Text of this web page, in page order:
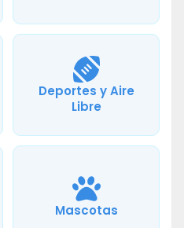
Deportes y Aire
Libre
Mascotas